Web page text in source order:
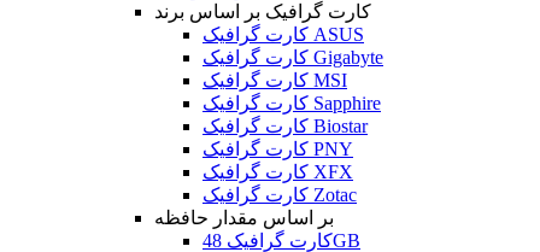
کارت گرافیک بر اساس برند
کارت گرافیک ASUS
کارت گرافیک Gigabyte
کارت گرافیک MSI
کارت گرافیک Sapphire
کارت گرافیک Biostar
کارت گرافیک PNY
کارت گرافیک XFX
کارت گرافیک Zotac
بر اساس مقدار حافظه
کارت گرافیک 48GB